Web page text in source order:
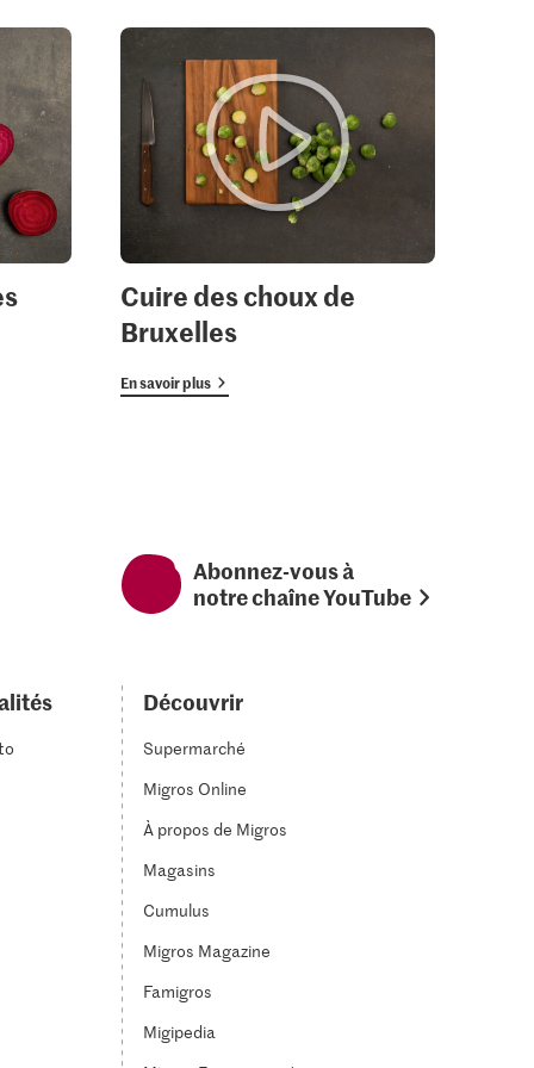
Cuire des choux de
Bruxelles
En savoir plus
Abonnez-vous à
notre chaîne YouTube
Découvrir
Supermarché
Migros Online
À propos de Migros
Magasins
Cumulus
Migros Magazine
Famigros
Migipedia